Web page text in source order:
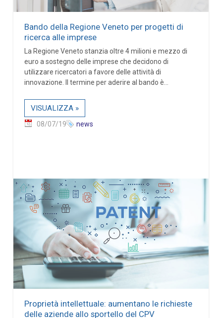
Bando della Regione Veneto per progetti di
ricerca alle imprese
La Regione Veneto stanzia oltre 4 milioni e mezzo di
euro a sostegno delle imprese che decidono di
utilizzare ricercatori a favore delle attività di
innovazione. Il termine per aderire al bando è...
VISUALIZZA »
08/07/19 news
Proprietà intellettuale: aumentano le richieste
delle aziende allo sportello del CPV